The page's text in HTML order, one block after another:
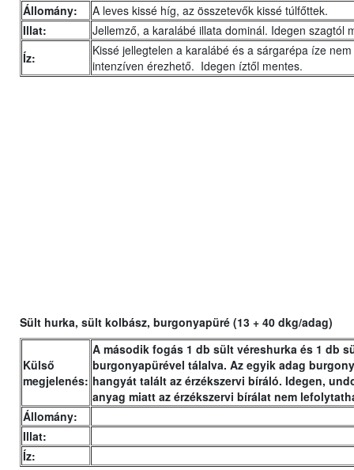
Állomány:
A leves kissé híg, az összetevők kissé túlfőttek.
Illat:
Jellemző, a karalábé illata dominál. Idegen szagtól
Íz:
Kissé jellegtelen a karalábé és a sárgarépa íze
intenzíven érezhető. Idegen íztől mentes.
Sült hurka, sült kolbász, burgonyapüré (13 + 40 dkg/adag)
Külső
megjelenés:
A második fogás 1 db sült véreshurka és 1 db
burgonyapürével tálalva. Az egyik adag
hangyát talált az érzékszervi bíráló. Idegen,
anyag miatt az érzékszervi bírálat nem
Állomány:
Illat:
Íz: